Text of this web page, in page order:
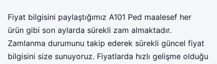
Fiyat bilgisini paylaştığımız A101 Ped maalesef her
ürün gibi son aylarda sürekli zam almaktadır.
Zamlanma durumunu takip ederek sürekli güncel fiyat
bilgisini size sunuyoruz. Fiyatlarda hızlı gelişme olduğu